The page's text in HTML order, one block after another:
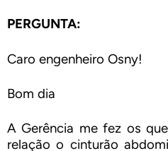
PERGUNTA:
Caro engenheiro Osny!
Bom dia
A Gerência me fez os
relação o cinturão